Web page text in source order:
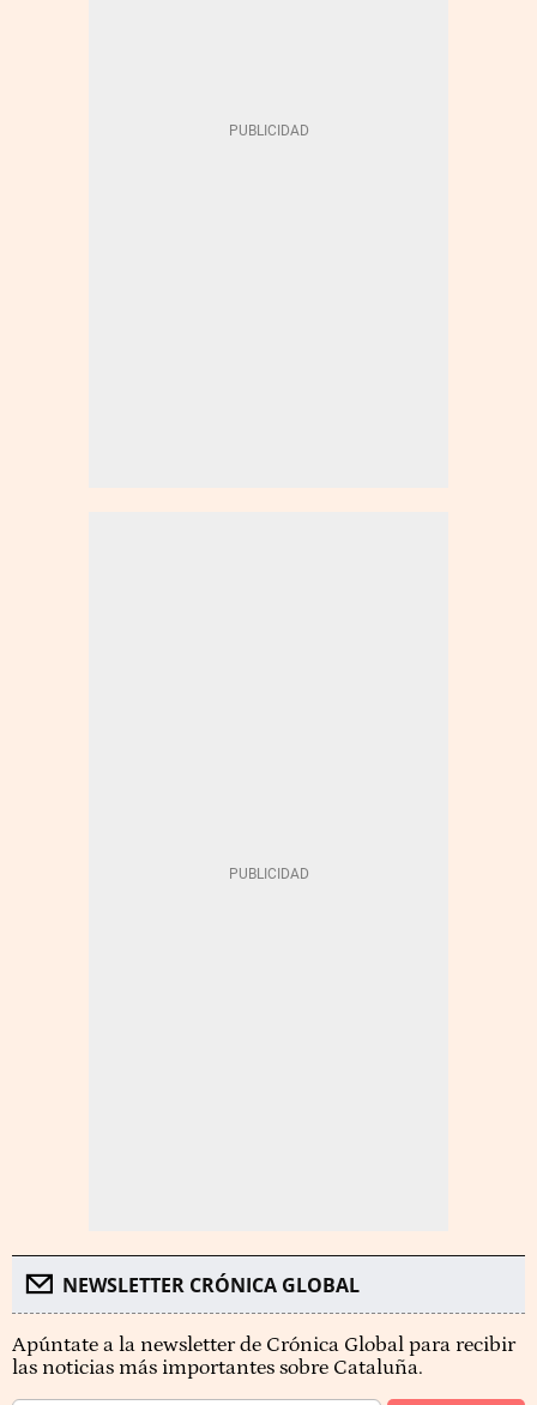
NEWSLETTER CRÓNICA GLOBAL
Apúntate a la newsletter de Crónica Global para recibir
las noticias más importantes sobre Cataluña.